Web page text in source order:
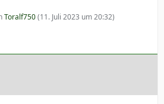
Toralf750(11. Juli 2023 um 20:32)